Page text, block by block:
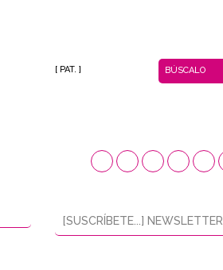
[ PAT. ]
[SUSCRÍBETE...] NEWSLETTER